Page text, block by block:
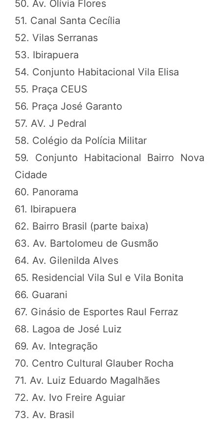
50. Av. Olívia Flores
51. Canal Santa Cecília
52. Vilas Serranas
53. Ibirapuera
54. Conjunto Habitacional Vila Elisa
55. Praça CEUS
56. Praça José Garanto
57. AV. J Pedral
58. Colégio da Polícia Militar
59. Conjunto Habitacional Bairro Nova
Cidade
60. Panorama
61. Ibirapuera
62. Bairro Brasil (parte baixa)
63. Av. Bartolomeu de Gusmão
64. Av. Gilenilda Alves
65. Residencial Vila Sul e Vila Bonita
66. Guarani
67. Ginásio de Esportes Raul Ferraz
68. Lagoa de José Luiz
69. Av. Integração
70. Centro Cultural Glauber Rocha
71. Av. Luiz Eduardo Magalhães
72. Av. Ivo Freire Aguiar
73. Av. Brasil